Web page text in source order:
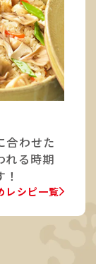
合わせた
れる時期
レシピ一覧